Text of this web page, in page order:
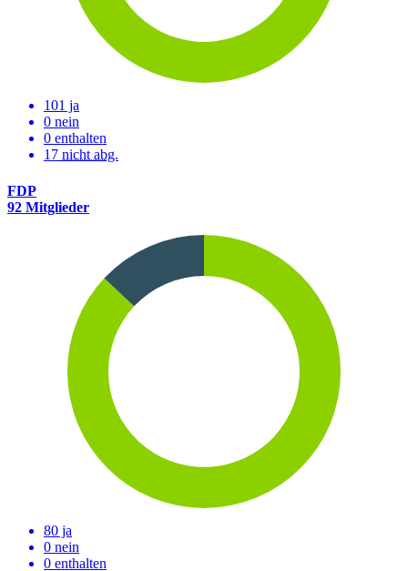
101 ja
0 nein
0 enthalten
17 nicht abg.
FDP
92 Mitglieder
80 ja
0 nein
0 enthalten